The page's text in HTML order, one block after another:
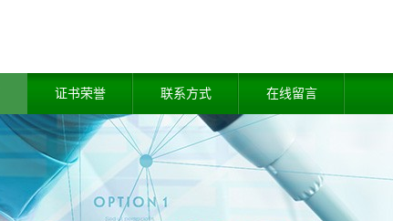
证书荣誉 联系方式 在线留言